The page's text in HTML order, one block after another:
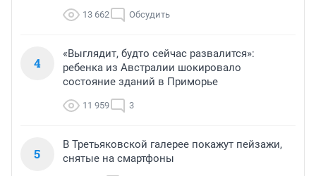
13 662 Обсудить
4
«Выглядит, будто сейчас развалится»:
ребенка из Австралии шокировало
состояние зданий в Приморье
11 959 3
5
В Третьяковской галерее покажут пейзажи,
снятые на смартфоны